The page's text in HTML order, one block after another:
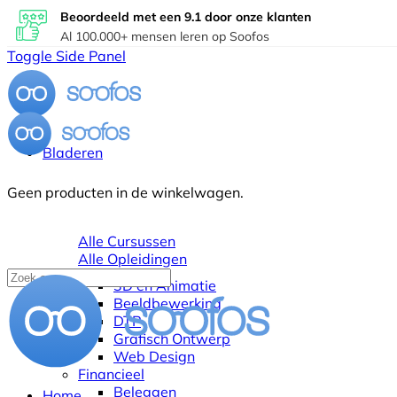
Beoordeeld met een 9.1 door onze klanten
Al 100.000+ mensen leren op Soofos
Toggle Side Panel
Bladeren
Alle Cursussen
Alle Opleidingen
3D en Animatie
Beeldbewerking
DTP
Grafisch Ontwerp
Web Design
Financieel
Beleggen
Geen producten in de winkelwagen.